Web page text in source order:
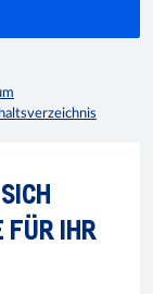
IHR